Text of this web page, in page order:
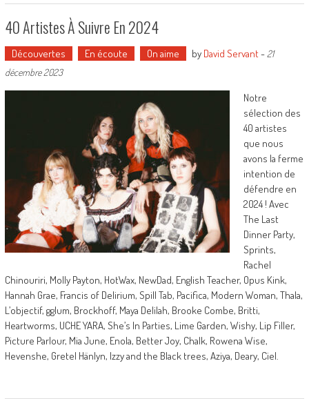
40 Artistes À Suivre En 2024
Découvertes En écoute On aime by David Servant- 21
décembre 2023
Notre
sélection des
40 artistes
que nous
avons la ferme
intention de
défendre en
2024 ! Avec
The Last
Dinner Party,
Sprints,
Rachel
Chinouriri, Molly Payton, HotWax, NewDad, English Teacher, Opus Kink,
Hannah Grae, Francis of Delirium, Spill Tab, Pacifica, Modern Woman, Thala,
L’objectif, gglum, Brockhoff, Maya Delilah, Brooke Combe, Britti,
Heartworms, UCHE YARA, She’s In Parties, Lime Garden, Wishy, Lip Filler,
Picture Parlour, Mia June, Enola, Better Joy, Chalk, Rowena Wise,
Hevenshe, Gretel Hänlyn, Izzy and the Black trees, Aziya, Deary, Ciel.